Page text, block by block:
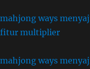
mahjong ways
fitur multiplier
mahjong ways